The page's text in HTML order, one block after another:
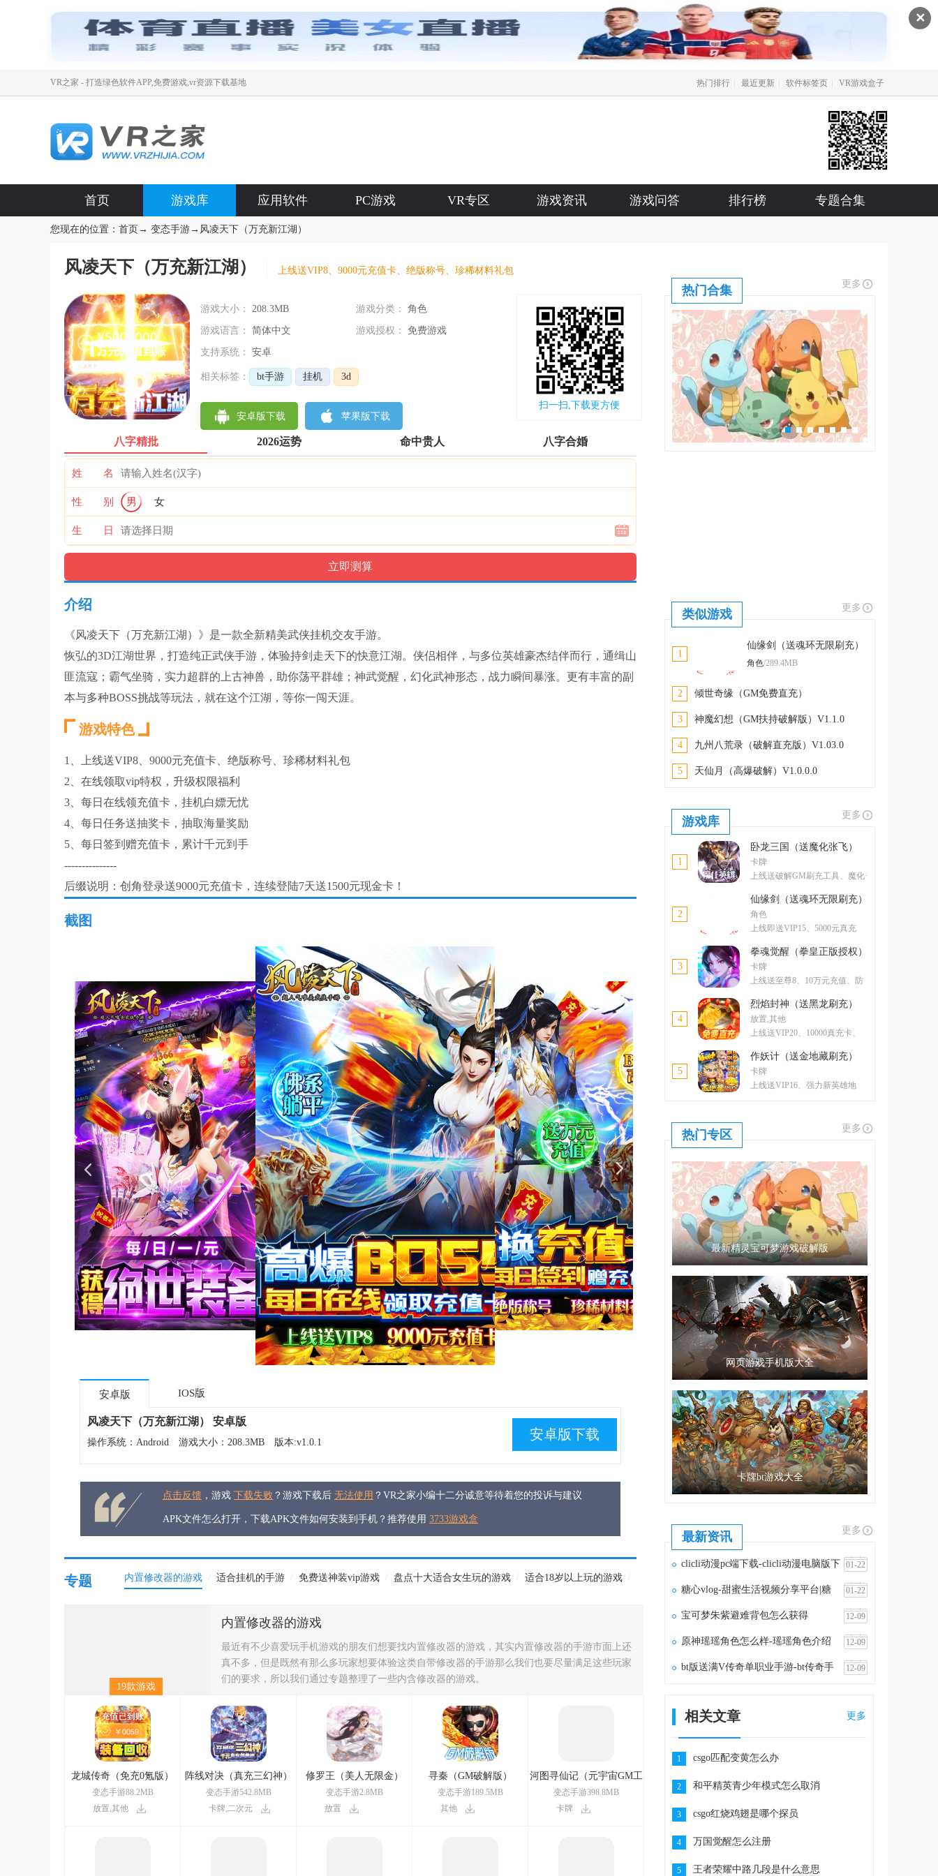
✕
VR之家 - 打造绿色软件APP,免费游戏,vr资源下载基地 热门排行 最近更新 软件标签页 VR游戏盒子
首页 游戏库 应用软件 PC游戏 VR专区 游戏资讯 游戏问答 排行榜 专题合集
您现在的位置： 首页 → 变态手游→ 风凌天下（万充新江湖）
风凌天下（万充新江湖） 上线送VIP8、9000元充值卡、绝版称号、珍稀材料礼包
游戏大小： 208.3MB 游戏分类： 角色
游戏语言： 简体中文 游戏授权： 免费游戏
支持系统： 安卓
相关标签： bt手游 挂机 3d
安卓版下载 苹果版下载
扫一扫,下载更方便
八字精批 2026运势 命中贵人 八字合婚
姓 名
性 别 男 女
生 日
热门合集 更多
介绍
《风凌天下（万充新江湖）》是一款全新精美武侠挂机交友手游。
恢弘的3D江湖世界，打造纯正武侠手游，体验持剑走天下的快意江湖。侠侣相伴，与多位英雄豪杰结伴而行，通缉山
匪流寇；霸气坐骑，实力超群的上古神兽，助你荡平群雄；神武觉醒，幻化武神形态，战力瞬间暴涨。更有丰富的副
本与多种BOSS挑战等玩法，就在这个江湖，等你一闯天涯。
游戏特色
1、上线送VIP8、9000元充值卡、绝版称号、珍稀材料礼包
2、在线领取vip特权，升级权限福利
3、每日在线领充值卡，挂机白嫖无忧
4、每日任务送抽奖卡，抽取海量奖励
5、每日签到赠充值卡，累计千元到手
---------------
后缀说明：创角登录送9000元充值卡，连续登陆7天送1500元现金卡！
截图
安卓版 IOS版
风凌天下（万充新江湖） 安卓版
操作系统：Android 游戏大小：208.3MB 版本:v1.0.1
安卓版下载
点击反馈 ，游戏 下载失败 ？游戏下载后 无法使用 ？VR之家小编十二分诚意等待着您的投诉与建议
APK文件怎么打开，下载APK文件如何安装到手机？推荐使用 3733游戏盒
专题 内置修改器的游戏 适合挂机的手游 免费送神装vip游戏 盘点十大适合女生玩的游戏 适合18岁以上玩的游戏
19款游戏
内置修改器的游戏
最近有不少喜爱玩手机游戏的朋友们想要找内置修改器的游戏，其实内置修改器的手游市面上还
真不多，但是既然有那么多玩家想要体验这类自带修改器的手游那么我们也要尽量满足这些玩家
们的要求，所以我们通过专题整理了一些内含修改器的游戏。
龙城传奇（免充0氪版）
变态手游88.2MB
放置,其他
阵线对决（真充三幻神）
变态手游542.8MB
卡牌,二次元
修罗王（美人无限金）
变态手游2.8MB
放置
寻秦（GM破解版）
变态手游189.5MB
其他
河图寻仙记（元宇宙GM工
具）
变态手游398.8MB
卡牌
类似游戏 更多
1
仙缘剑（送魂环无限刷充）
V1.10
角色/289.4MB
2
倾世奇缘（GM免费直充）
3
神魔幻想（GM扶持破解版）V1.1.0
4 九州八荒录（破解直充版）V1.03.0
5 天仙月（高爆破解）V1.0.0.0
游戏库 更多
1
卧龙三国（送魔化张飞）
卡牌
上线送破解GM刷充工具、魔化·
2
仙缘剑（送魂环无限刷充）
角色
上线即送VIP15、5000元真充
3
拳魂觉醒（拳皇正版授权）
卡牌
上线送至尊8、10万元充值、防
4
烈焰封神（送黑龙刷充）
放置,其他
上线送VIP20、10000真充卡、
5
作妖计（送金地藏刷充）
卡牌
上线送VIP16、强力新英雄地
热门专区 更多
最新精灵宝可梦游戏破解版
网页游戏手机版大全
卡牌bt游戏大全
最新资讯 更多
01-22
clicli动漫pc端下载-clicli动漫电脑版下
01-22
糖心vlog-甜蜜生活视频分享平台|糖
12-09
宝可梦朱紫避难背包怎么获得
12-09
原神瑶瑶角色怎么样-瑶瑶角色介绍
12-09
bt版送满V传奇单职业手游-bt传奇手
相关文章 更多
1 csgo匹配变黄怎么办
2 和平精英青少年模式怎么取消
3 csgo红烧鸡翅是哪个探员
4 万国觉醒怎么注册
5 王者荣耀中路几段是什么意思